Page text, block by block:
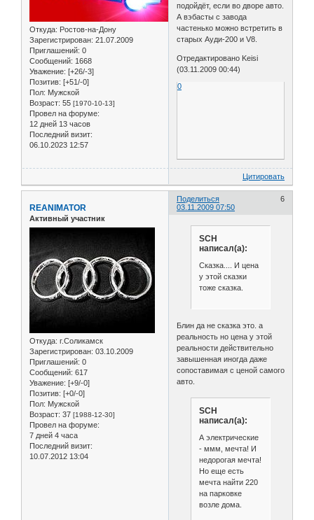
Откуда: Ростов-на-Дону
Зарегистрирован: 21.07.2009
Приглашений: 0
Сообщений: 1668
Уважение: [+26/-3]
Позитив: [+51/-0]
Пол: Мужской
Возраст: 55 [1970-10-13]
Провел на форуме:
12 дней 13 часов
Последний визит:
06.10.2023 12:57
подойдёт, если во дворе авто.
А вэбасты с завода
частенько можно встретить в
старых Ауди-200 и V8.
Отредактировано Keisi
(03.11.2009 00:44)
0
Цитировать
Поделиться
6
03.11.2009 07:50
REANIMATOR
Активный участник
Откуда: г.Соликамск
Зарегистрирован: 03.10.2009
Приглашений: 0
Сообщений: 617
Уважение: [+9/-0]
Позитив: [+0/-0]
Пол: Мужской
Возраст: 37 [1988-12-30]
Провел на форуме:
7 дней 4 часа
Последний визит:
10.07.2012 13:04
SCH
написал(а):
Сказка.... И цена
у этой сказки
тоже сказка.
Блин да не сказка это. а
реальность но цена у этой
реальности действительно
завышенная иногда даже
сопоставимая с ценой самого
авто.
SCH
написал(а):
А электрические
- ммм, мечта! И
недорогая мечта!
Но еще есть
мечта найти 220
на парковке
возле дома.